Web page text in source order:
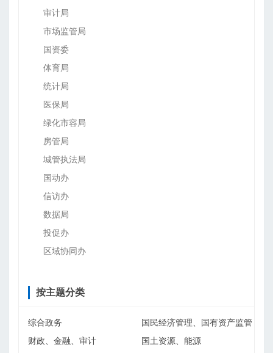
审计局
市场监管局
国资委
体育局
统计局
医保局
绿化市容局
房管局
城管执法局
国动办
信访办
数据局
投促办
区域协同办
按主题分类
综合政务
国民经济管理、国有资产监管
财政、金融、审计
国土资源、能源